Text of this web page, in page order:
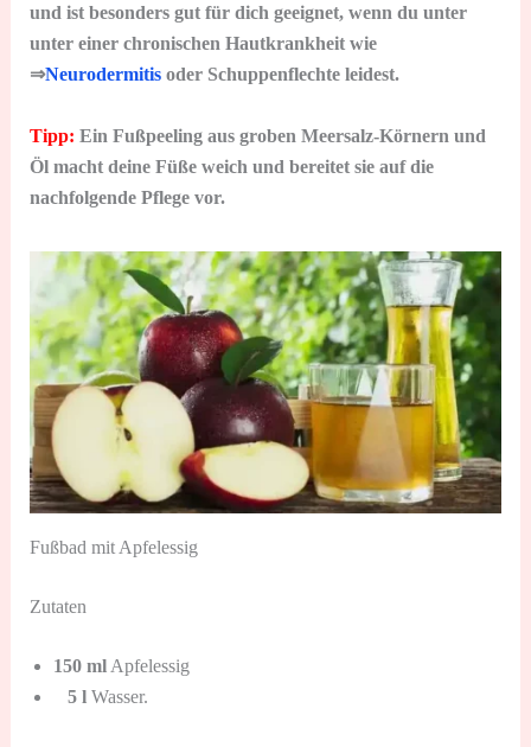
und ist besonders gut für dich geeignet, wenn du unter
unter einer chronischen Hautkrankheit wie
⇒Neurodermitisoder Schuppenflechte leidest.
Tipp: Ein Fußpeeling aus groben Meersalz-Körnern und
Öl macht deine Füße weich und bereitet sie auf die
nachfolgende Pflege vor.
Fußbad mit Apfelessig
Zutaten
150 mlApfelessig
5 lWasser.